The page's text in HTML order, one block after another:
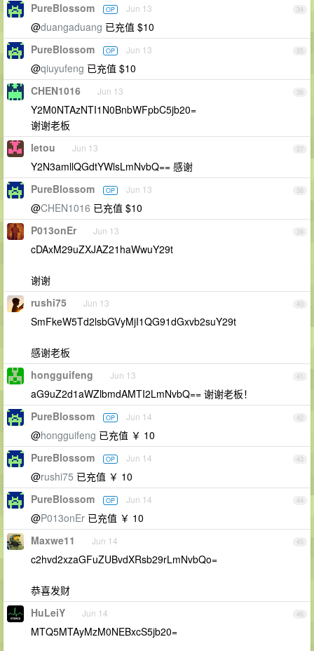
34
PureBlossom OP Jun 13
@duangaduang 已充值 $10
35
PureBlossom OP Jun 13
@qiuyufeng 已充值 $10
36
CHEN1016 Jun 13
Y2M0NTAzNTI1N0BnbWFpbC5jb20=
谢谢老板
37
letou Jun 13
Y2N3amllQGdtYWlsLmNvbQ== 感谢
38
PureBlossom OP Jun 13
@CHEN1016 已充值 $10
39
P013onEr Jun 13
cDAxM29uZXJAZ21haWwuY29t
谢谢
40
rushi75 Jun 13
SmFkeW5Td2lsbGVyMjI1QG91dGxvb2suY29t
感谢老板
41
hongguifeng Jun 13
aG9uZ2d1aWZlbmdAMTI2LmNvbQ== 谢谢老板！
42
PureBlossom OP Jun 14
@hongguifeng 已充值 ￥ 10
43
PureBlossom OP Jun 14
@rushi75 已充值 ￥ 10
44
PureBlossom OP Jun 14
@P013onEr 已充值 ￥ 10
45
Maxwe11 Jun 14
c2hvd2xzaGFuZUBvdXRsb29rLmNvbQo=
恭喜发财
46
HuLeiY Jun 14
MTQ5MTAyMzM0NEBxcS5jb20=